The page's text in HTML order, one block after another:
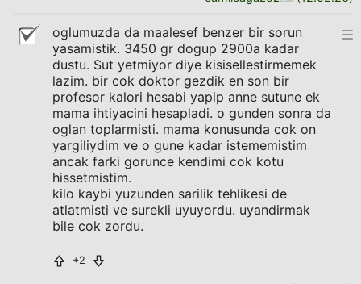
oglumuzda da maalesef benzer bir sorun
yasamistik. 3450 gr dogup 2900a kadar
dustu. Sut yetmiyor diye kisisellestirmemek
lazim. bir cok doktor gezdik en son bir
profesor kalori hesabi yapip anne sutune ek
mama ihtiyacini hesapladi. o gunden sonra da
oglan toplarmisti. mama konusunda cok on
yargiliydim ve o gune kadar istememistim
ancak farki gorunce kendimi cok kotu
hissetmistim.
kilo kaybi yuzunden sarilik tehlikesi de
atlatmisti ve surekli uyuyordu. uyandirmak
bile cok zordu.
+2